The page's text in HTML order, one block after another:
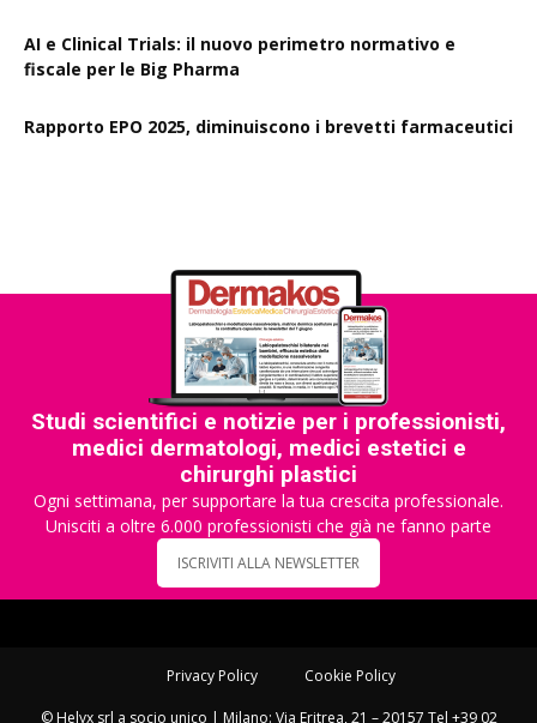
AI e Clinical Trials: il nuovo perimetro normativo e
fiscale per le Big Pharma
Rapporto EPO 2025, diminuiscono i brevetti farmaceutici
Studi scientifici e notizie per i professionisti,
medici dermatologi, medici estetici e
chirurghi plastici
Ogni settimana, per supportare la tua crescita professionale.
Unisciti a oltre 6.000 professionisti che già ne fanno parte
ISCRIVITI ALLA NEWSLETTER
Privacy Policy Cookie Policy
© Helyx srl a socio unico | Milano: Via Eritrea, 21 – 20157 Tel +39 02